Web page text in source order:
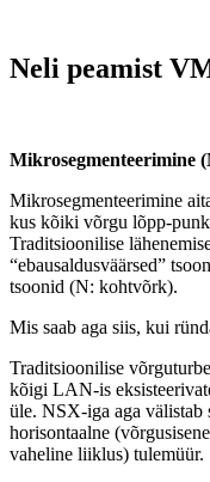
Neli peamist
Mikrosegmenteerimine
Mikrosegmenteerimine
kus kõiki võrgu lõpp-
Traditsioonilise
“ebausaldusväärsed”
tsoonid (N: kohtvõrk).
Mis saab aga siis, kui
Traditsioonilise
kõigi LAN-is
üle. NSX-iga aga
horisontaalne
vaheline liiklus) tulemüür.